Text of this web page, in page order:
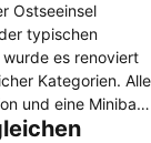
Ostseeinsel
typischen
es renoviert
Kategorien. Alle
und eine Minibar.
Zusätzlich warten